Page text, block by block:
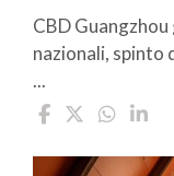
CBD
nazionali,
...